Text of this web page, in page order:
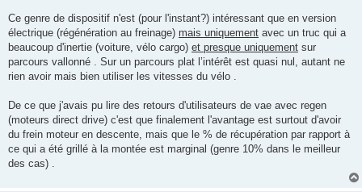
Ce genre de dispositif n'est (pour l'instant?) intéressant que en version
électrique (régénération au freinage) mais uniquement avec un truc qui a
beaucoup d'inertie (voiture, vélo cargo) et presque uniquement sur
parcours vallonné . Sur un parcours plat l’intérêt est quasi nul, autant ne
rien avoir mais bien utiliser les vitesses du vélo .
De ce que j'avais pu lire des retours d'utilisateurs de vae avec regen
(moteurs direct drive) c'est que finalement l'avantage est surtout d'avoir
du frein moteur en descente, mais que le % de récupération par rapport à
ce qui a été grillé à la montée est marginal (genre 10% dans le meilleur
des cas) .